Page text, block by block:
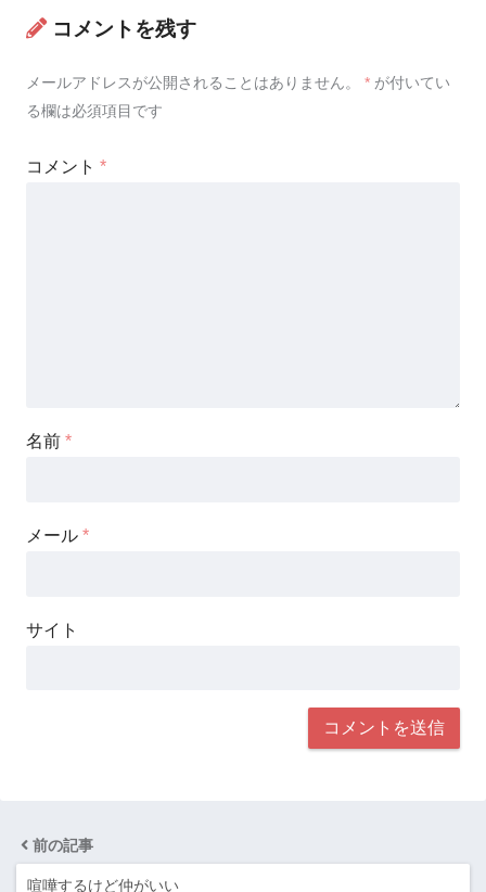
コメントを残す
メールアドレスが公開されることはありません。 * が付いてい
る欄は必須項目です
コメント *
名前 *
メール *
サイト
前の記事
喧嘩するけど仲がいい